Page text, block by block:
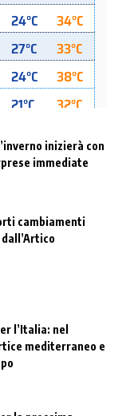
inizierà con
immediate
cambiamenti
l’Italia: nel
mediterraneo e